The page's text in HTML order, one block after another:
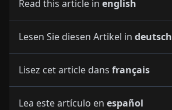
Read this article in english
Lesen Sie diesen Artikel in deutsch
Lisez cet article dans français
Lea este artículo en español